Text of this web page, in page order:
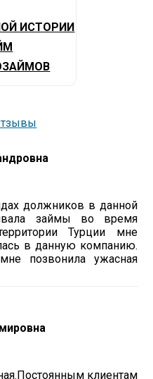
ИСТОРИИ
должников в данной
займы во время
Турции мне
в данную компанию.
позвонила ужасная
клиентам